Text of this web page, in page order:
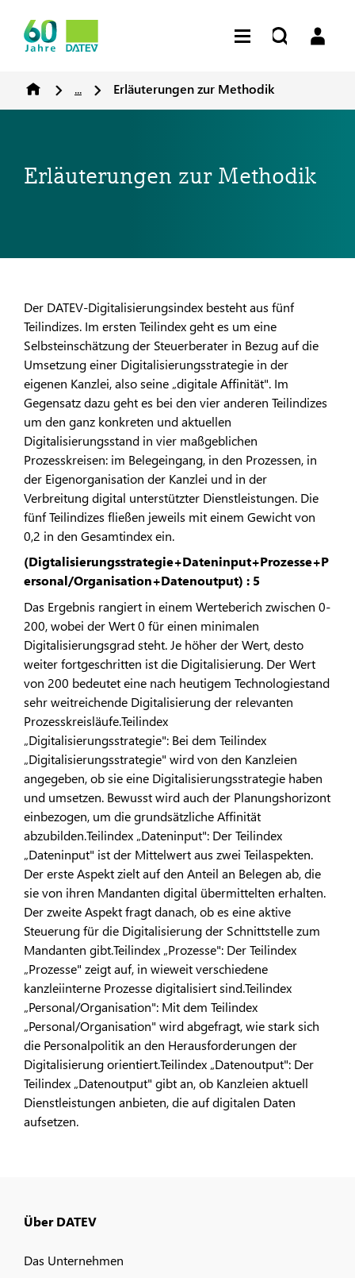
... Erläuterungen zur Methodik
Erläuterungen zur Methodik
Der DATEV-Digitalisierungsindex besteht aus fünf
Teilindizes. Im ersten Teilindex geht es um eine
Selbsteinschätzung der Steuerberater in Bezug auf die
Umsetzung einer Digitalisierungsstrategie in der
eigenen Kanzlei, also seine „digitale Affinität". Im
Gegensatz dazu geht es bei den vier anderen Teilindizes
um den ganz konkreten und aktuellen
Digitalisierungsstand in vier maßgeblichen
Prozesskreisen: im Belegeingang, in den Prozessen, in
der Eigenorganisation der Kanzlei und in der
Verbreitung digital unterstützter Dienstleistungen. Die
fünf Teilindizes fließen jeweils mit einem Gewicht von
0,2 in den Gesamtindex ein.
(Digtalisierungsstrategie+Dateninput+Prozesse+P
ersonal/Organisation+Datenoutput) : 5
Das Ergebnis rangiert in einem Werteberich zwischen 0-
200, wobei der Wert 0 für einen minimalen
Digitalisierungsgrad steht. Je höher der Wert, desto
weiter fortgeschritten ist die Digitalisierung. Der Wert
von 200 bedeutet eine nach heutigem Technologiestand
sehr weitreichende Digitalisierung der relevanten
Prozesskreisläufe.Teilindex
„Digitalisierungsstrategie": Bei dem Teilindex
„Digitalisierungsstrategie" wird von den Kanzleien
angegeben, ob sie eine Digitalisierungsstrategie haben
und umsetzen. Bewusst wird auch der Planungshorizont
einbezogen, um die grundsätzliche Affinität
abzubilden.Teilindex „Dateninput": Der Teilindex
„Dateninput" ist der Mittelwert aus zwei Teilaspekten.
Der erste Aspekt zielt auf den Anteil an Belegen ab, die
sie von ihren Mandanten digital übermittelten erhalten.
Der zweite Aspekt fragt danach, ob es eine aktive
Steuerung für die Digitalisierung der Schnittstelle zum
Mandanten gibt.Teilindex „Prozesse": Der Teilindex
„Prozesse" zeigt auf, in wieweit verschiedene
kanzleiinterne Prozesse digitalisiert sind.Teilindex
„Personal/Organisation": Mit dem Teilindex
„Personal/Organisation" wird abgefragt, wie stark sich
die Personalpolitik an den Herausforderungen der
Digitalisierung orientiert.Teilindex „Datenoutput": Der
Teilindex „Datenoutput" gibt an, ob Kanzleien aktuell
Dienstleistungen anbieten, die auf digitalen Daten
aufsetzen.
Über DATEV
Das Unternehmen